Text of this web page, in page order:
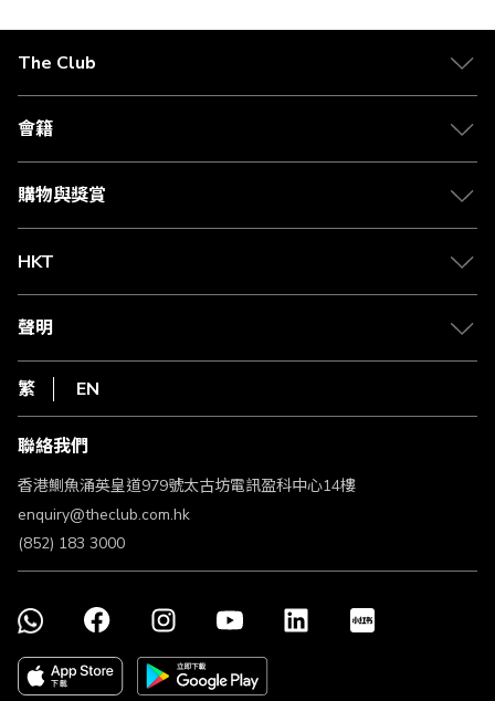
The Club
關於 The Club
合作夥伴
媒體中心
會籍
會籍及專屬禮遇
賺取積分
購物與獎賞
物流與配送
Club Shopping 商品領取站
常見問題
HKT
csl.
1010
HKT
聲明
私隱聲明
使用條款
條款及細則
不歧視及不騷擾聲明
認可牌照及通告
繁 EN
聯絡我們
香港鰂魚涌英皇道979號太古坊電訊盈科中心14樓
enquiry@theclub.com.hk
(852) 183 3000